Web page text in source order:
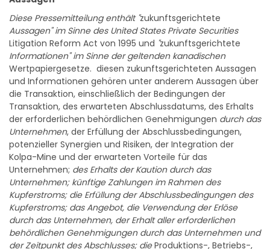
Diese Pressemitteilung enthält "
Aussagen" im Sinne des United States Private Securities
Litigation Reform Act von 1995 und"zukunftsgerichtete
Informationen" im Sinne der geltenden kanadischen
Wertpapiergesetze. diesen zukunftsgerichteten Aussagen
und Informationen gehören unter anderem Aussagen über
die Transaktion, einschließlich der Bedingungen der
Transaktion, des erwarteten Abschlussdatums, des Erhalts
der erforderlichen behördlichen Genehmigungendurch das
Unternehmen, der Erfüllung der Abschlussbedingungen,
potenzieller Synergien und Risiken, der Integration der
Kolpa-Mine und der erwarteten Vorteile für das
Unternehmen;des Erhalts der Kaution durch das
Unternehmen; künftige Zahlungen im Rahmen des
Kupferstroms; die Erfüllung der Abschlussbedingungen des
Kupferstroms; das Angebot, die Verwendung der Erlöse
durch das Unternehmen, der Erhalt aller erforderlichen
behördlichen Genehmigungen durch das Unternehmen und
der Zeitpunkt des Abschlusses; dieProduktions-, Betriebs-,